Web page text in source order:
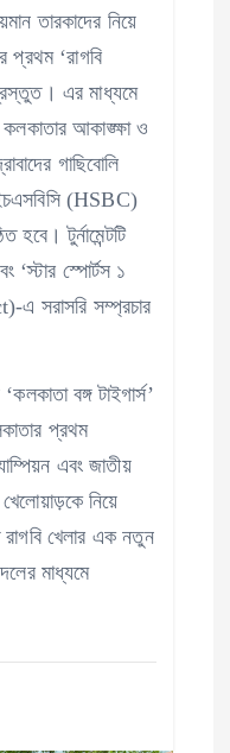
তারকাদের নিয়ে
প্রথম ‘রাগবি
এর মাধ্যমে
আকাঙ্ক্ষা ও
গাছিবোলি
(HSBC)
হবে। টুর্নামেন্টটি
স্পোর্টস ১
এ সরাসরি সম্প্রচার
বঙ্গ টাইগার্স’
প্রথম
এবং জাতীয়
নিয়ে
রাগবি খেলার এক নতুন
মাধ্যমে